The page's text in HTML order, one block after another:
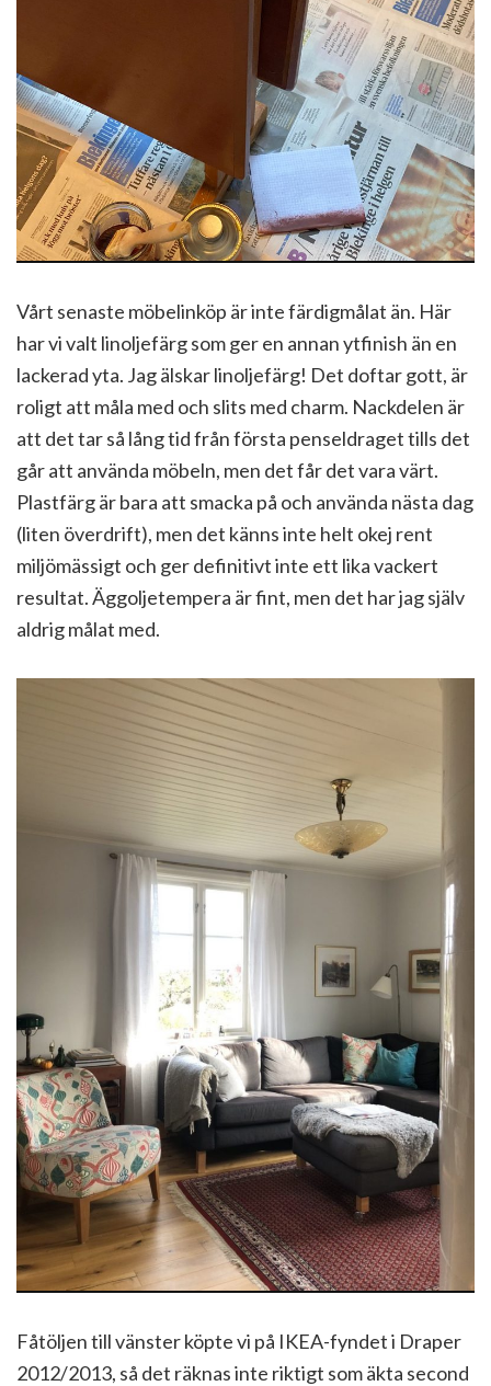
Vårt senaste möbelinköp är inte färdigmålat än. Här
har vi valt linoljefärg som ger en annan ytfinish än en
lackerad yta. Jag älskar linoljefärg! Det doftar gott, är
roligt att måla med och slits med charm. Nackdelen är
att det tar så lång tid från första penseldraget tills det
går att använda möbeln, men det får det vara värt.
Plastfärg är bara att smacka på och använda nästa dag
(liten överdrift), men det känns inte helt okej rent
miljömässigt och ger definitivt inte ett lika vackert
resultat. Äggoljetempera är fint, men det har jag själv
aldrig målat med.
Fåtöljen till vänster köpte vi på IKEA-fyndet i Draper
2012/2013, så det räknas inte riktigt som äkta second